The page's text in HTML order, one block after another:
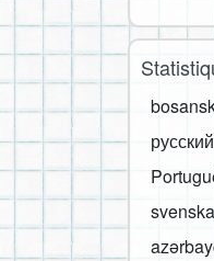
svenska